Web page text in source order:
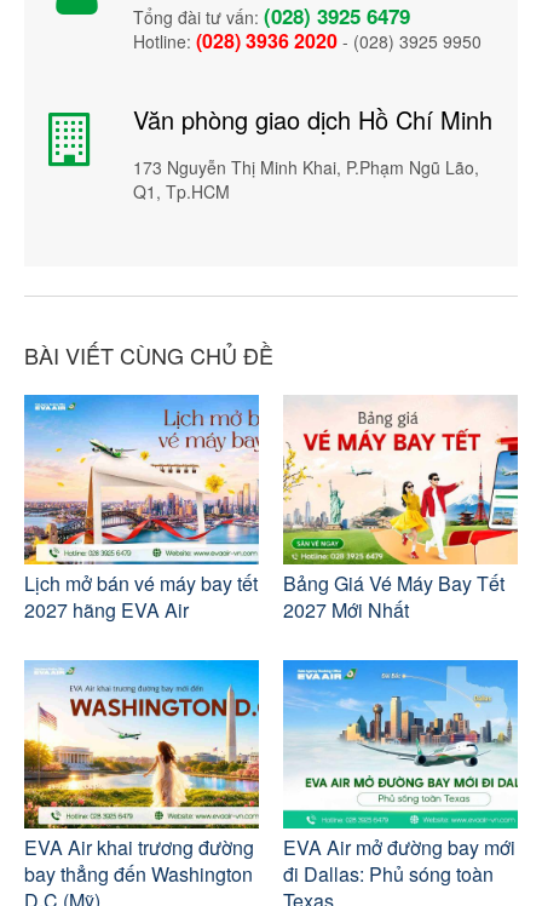
Tổng đài tư vấn: (028) 3925 6479
Hotline: (028) 3936 2020 - (028) 3925 9950
Văn phòng giao dịch Hồ Chí Minh
173 Nguyễn Thị Minh Khai, P.Phạm Ngũ Lão,
Q1, Tp.HCM
BÀI VIẾT CÙNG CHỦ ĐỀ
Lịch mở bán vé máy bay tết
2027 hãng EVA Air
Bảng Giá Vé Máy Bay Tết
2027 Mới Nhất
EVA Air khai trương đường
bay thẳng đến Washington
EVA Air mở đường bay mới
đi Dallas: Phủ sóng toàn